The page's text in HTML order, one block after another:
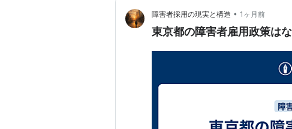
障害者採用の現実と構造 • 1ヶ月前
東京都の障害者雇用政策は